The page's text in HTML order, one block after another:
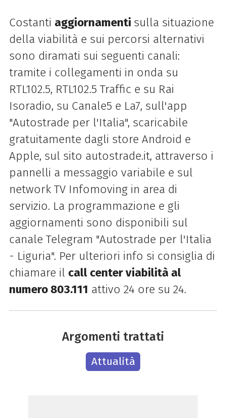
Costanti aggiornamenti sulla situazione
della viabilità e sui percorsi alternativi
sono diramati sui seguenti canali:
tramite i collegamenti in onda su
RTL102.5, RTL102.5 Traffic e su Rai
Isoradio, su Canale5 e La7, sull'app
"Autostrade per l'Italia", scaricabile
gratuitamente dagli store Android e
Apple, sul sito autostrade.it, attraverso i
pannelli a messaggio variabile e sul
network TV Infomoving in area di
servizio. La programmazione e gli
aggiornamenti sono disponibili sul
canale Telegram "Autostrade per l'Italia
- Liguria". Per ulteriori info si consiglia di
chiamare il call center viabilità al
numero 803.111 attivo 24 ore su 24.
Argomenti trattati
Attualità